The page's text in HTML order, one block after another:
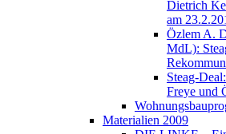
Dietrich
am
Özlem A.
MdL):
Steag-
Freye und
Materialien 2009